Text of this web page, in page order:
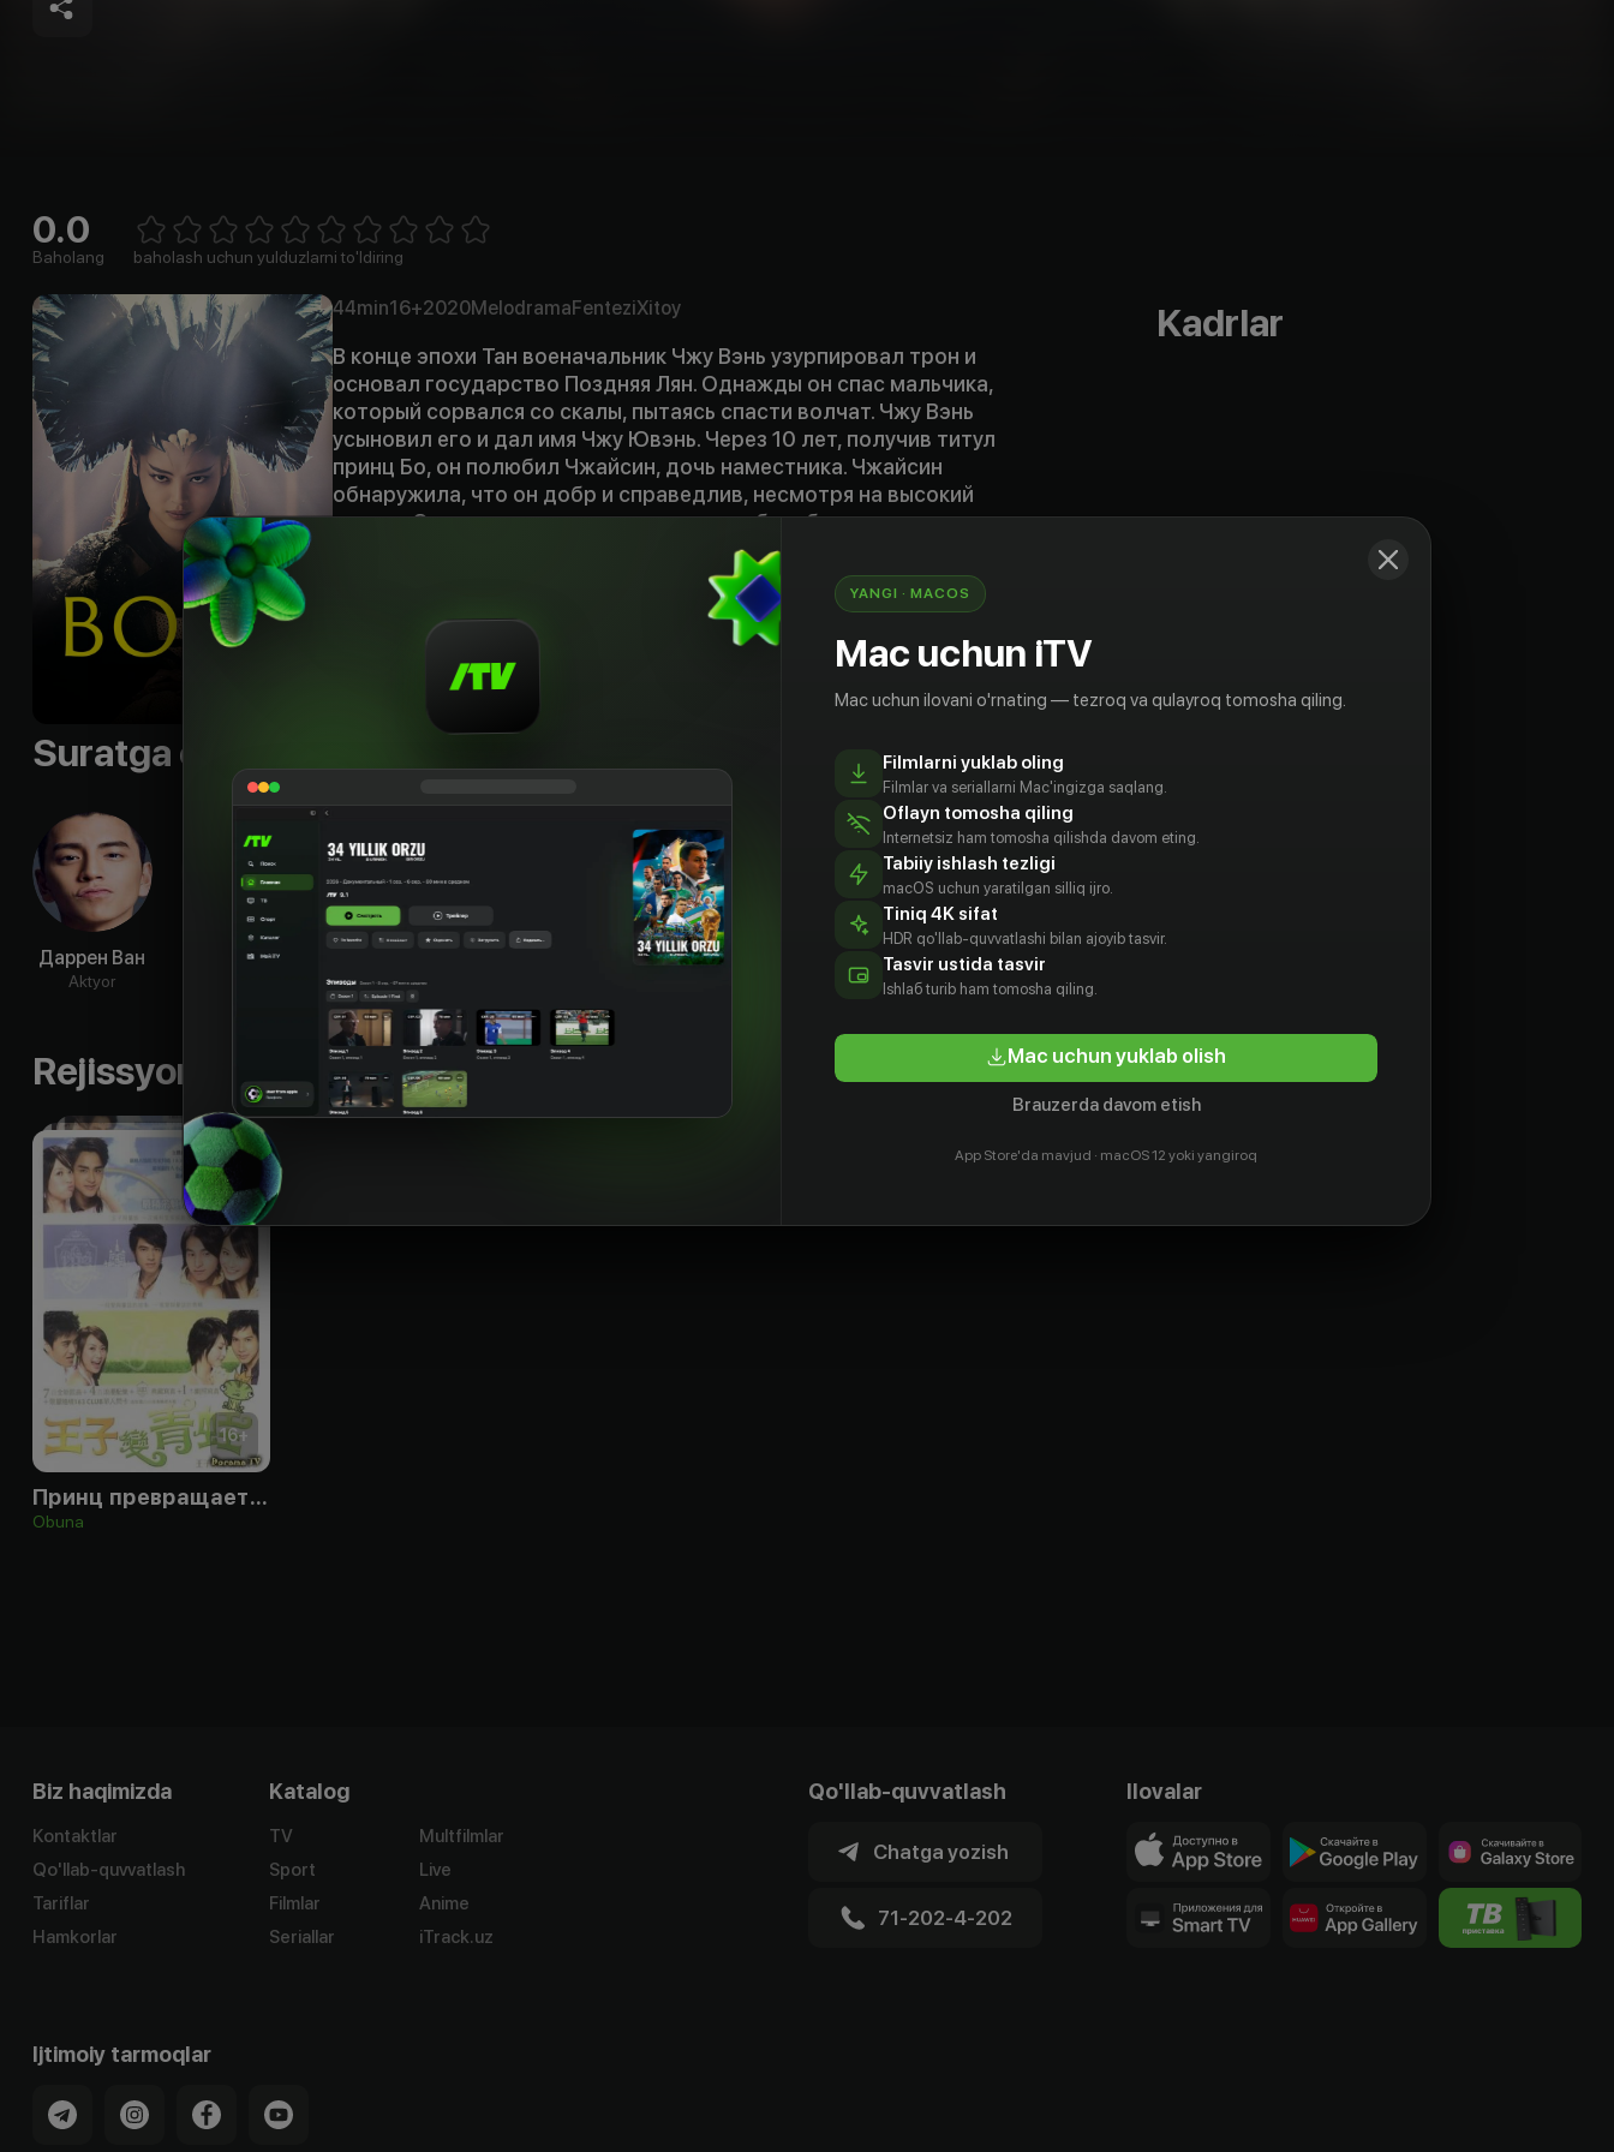
0.0
Baholang 1 Star2 Stars3 Stars4 Stars5 Stars6 Stars7 Stars8 Stars
baholash uchun yulduzlarni to'ldiring
44min16+2020MelodramaFenteziXitoy
В конце эпохи Тан военачальник Чжу Вэнь узурпировал трон и
основал государство Поздняя Лян. Однажды он спас мальчика,
который сорвался со скалы, пытаясь спасти волчат. Чжу Вэнь
усыновил его и дал имя Чжу Ювэнь. Через 10 лет, получив титул
принц Бо, он полюбил Чжайсин, дочь наместника. Чжайсин
обнаружила, что он добр и справедлив, несмотря на высокий
статус. Они вместе оказались втянуты в борьбу за власть.
Kadrlar
Suratga olish guruhi
Даррен Ван
Aktyor
Ли Цинь
Aktyor
Линь Йовэй Сяо Чжань
Aktyor
Хуанъян
Тяньтянь
Rejissyorning boshqa ishlari
16+
Принц превращается в лягушку
Obuna
Biz haqimizda
Kontaktlar
Qo'llab-quvvatlash
Tariflar
Hamkorlar
Katalog
TV
Sport
Filmlar
Seriallar
Multfilmlar
Live
Anime
iTrack.uz
Qo'llab-quvvatlash
Chatga yozish
71-202-4-202
Ilovalar
Ijtimoiy tarmoqlar
YANGI · MACOS
Mac uchun iTV
Mac uchun ilovani o'rnating — tezroq va qulayroq tomosha qiling.
Filmlarni yuklab oling
Filmlar va seriallarni Mac'ingizga saqlang.
Oflayn tomosha qiling
Internetsiz ham tomosha qilishda davom eting.
Tabiiy ishlash tezligi
macOS uchun yaratilgan silliq ijro.
Tiniq 4K sifat
HDR qo'llab-quvvatlashi bilan ajoyib tasvir.
Tasvir ustida tasvir
Ishlаб turib ham tomosha qiling.
Mac uchun yuklab olish
Brauzerda davom etish
App Store'da mavjud · macOS 12 yoki yangiroq